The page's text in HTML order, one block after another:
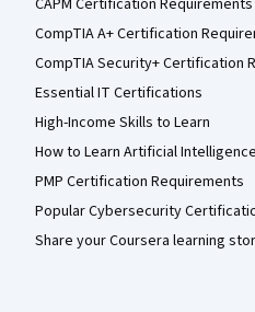
CAPM Certification Requirements
CompTIA A+ Certification
CompTIA Security+ Certification
Essential IT Certifications
High-Income Skills to Learn
How to Learn Artificial Intelligence
PMP Certification Requirements
Popular Cybersecurity
Share your Coursera learning